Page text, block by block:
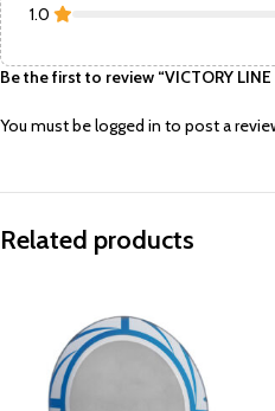
1.0
Be the first to review “VICTORY LINE
You must belogged in to post a
Related products